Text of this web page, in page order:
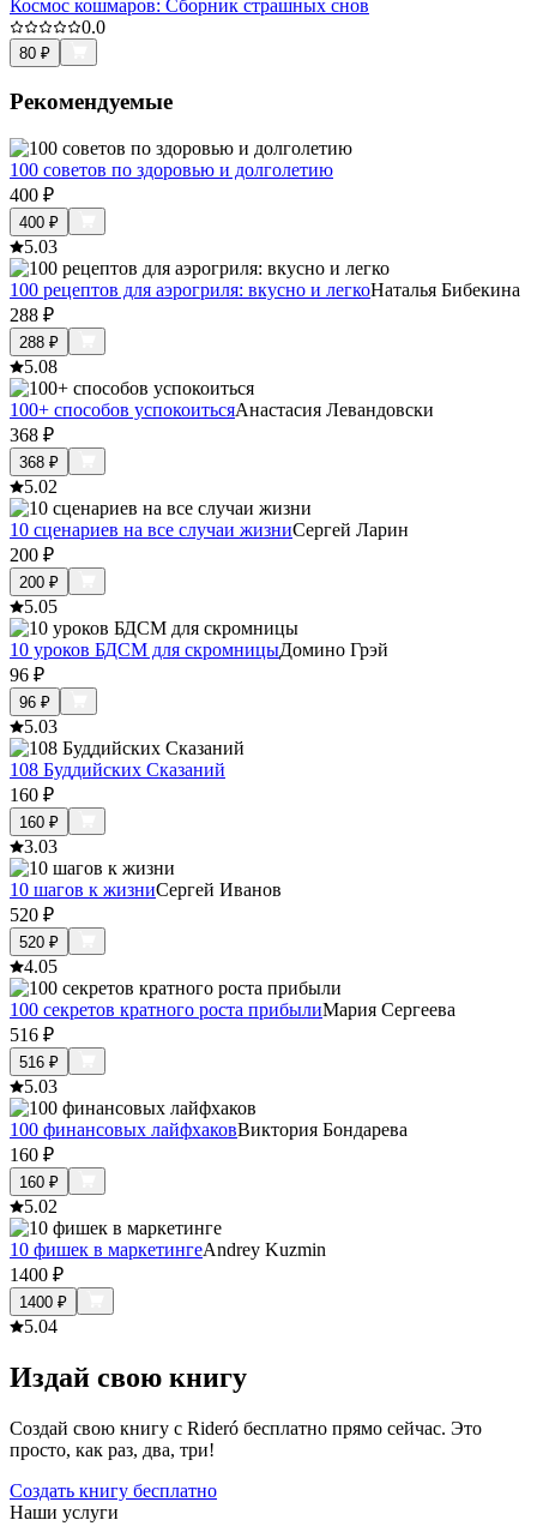
Космос кошмаров: Сборник страшных снов
0.0
80 ₽
Рекомендуемые
100 советов по здоровью и долголетию
400 ₽
400 ₽
5.03
100 рецептов для аэрогриля: вкусно и легкоНаталья Бибекина
288 ₽
288 ₽
5.08
100+ способов успокоитьсяАнастасия Левандовски
368 ₽
368 ₽
5.02
10 сценариев на все случаи жизниСергей Ларин
200 ₽
200 ₽
5.05
10 уроков БДСМ для скромницыДомино Грэй
96 ₽
96 ₽
5.03
108 Буддийских Сказаний
160 ₽
160 ₽
3.03
10 шагов к жизниСергей Иванов
520 ₽
520 ₽
4.05
100 секретов кратного роста прибылиМария Сергеева
516 ₽
516 ₽
5.03
100 финансовых лайфхаковВиктория Бондарева
160 ₽
160 ₽
5.02
10 фишек в маркетингеAndrey Kuzmin
1400 ₽
1400 ₽
5.04
Издай свою книгу
Создай свою книгу с Rideró бесплатно прямо сейчас. Это
просто, как раз, два, три!
Создать книгу бесплатно
Наши услуги